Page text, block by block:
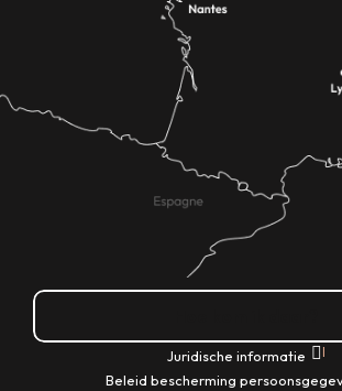
Juridische informatie |
Beleid bescherming